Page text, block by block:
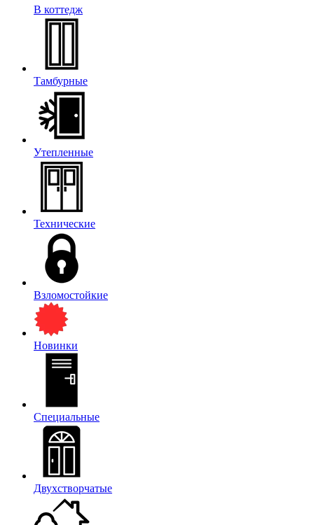
В коттедж
Тамбурные
Утепленные
Технические
Взломостойкие
Новинки
Специальные
Двухстворчатые